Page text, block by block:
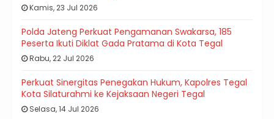
Kamis, 23 Jul 2026
Polda Jateng Perkuat Pengamanan Swakarsa, 185
Peserta Ikuti Diklat Gada Pratama di Kota Tegal
Rabu, 22 Jul 2026
Perkuat Sinergitas Penegakan Hukum, Kapolres Tegal
Kota Silaturahmi ke Kejaksaan Negeri Tegal
Selasa, 14 Jul 2026